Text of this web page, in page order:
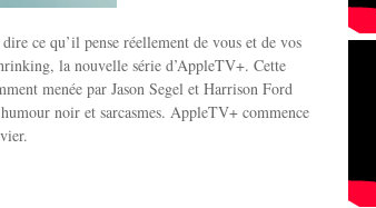
ce qu’il pense réellement de vous et de vos
la nouvelle série d’AppleTV+. Cette
menée par Jason Segel et Harrison Ford
noir et sarcasmes. AppleTV+ commence